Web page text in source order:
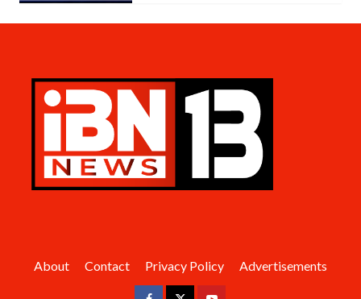
About Contact Privacy Policy Advertisements